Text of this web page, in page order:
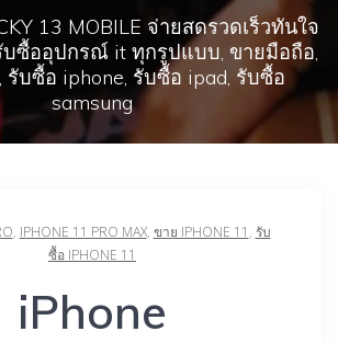
13 MOBILE จ่ายสดรวดเร็วทันใจ
ซื้ออุปกรณ์ it ทุกรูปแบบ, ขายมือถือ,
บซื้อ iphone, รับซื้อ ipad, รับซื้อ
samsung
, IPHONE 11 PRO MAX, ขาย IPHONE 11 , รับ
ซื้อ IPHONE 11
iPhone